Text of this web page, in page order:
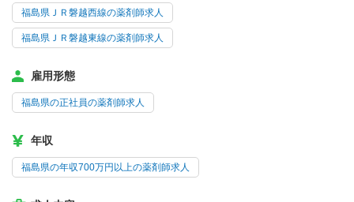
福島県ＪＲ磐越西線の薬剤師求人
福島県ＪＲ磐越東線の薬剤師求人
雇用形態
福島県の正社員の薬剤師求人
年収
福島県の年収700万円以上の薬剤師求人